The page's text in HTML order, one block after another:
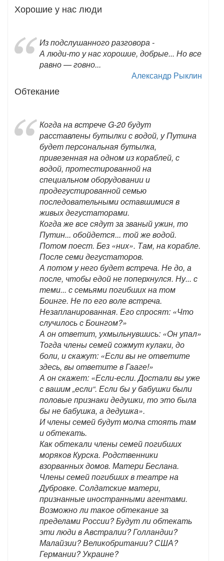
Хорошие у нас люди
Из подслушанного разговора -
А люди-то у нас хорошие, добрые... Но все
равно — говно...
Александр Рыклин
Обтекание
Когда на встрече G-20 будут
расставлены бутылки с водой, у Путина
будет персональная бутылка,
привезенная на одном из кораблей, с
водой, протестированной на
специальном оборудовании и
продегустированной семью
последовательными оставшимися в
живых дегустаторами.
Когда же все сядут за званый ужин, то
Путин... обойдется... той же водой.
Потом поест. Без «них». Там, на корабле.
После семи дегустаторов.
А потом у него будет встреча. Не до, а
после, чтобы едой не поперхнулся. Ну... с
теми... с семьями погибших на том
Боинге. Не по его воле встреча.
Незапланированная. Его спросят: «Что
случилось с Боингом?»
А он ответит, ухмыльнувшись: «Он упал»
Тогда члены семей сожмут кулаки, до
боли, и скажут: «Если вы не ответите
здесь, вы ответите в Гааге!»
А он скажет: «Если-если. Достали вы уже
с вашим „если“. Если бы у бабушки были
половые признаки дедушки, то это была
бы не бабушка, а дедушка».
И члены семей будут молча стоять там
и обтекать.
Как обтекали члены семей погибших
моряков Курска. Родственники
взорванных домов. Матери Беслана.
Члены семей погибших в театре на
Дубровке. Солдатские матери,
признанные иностранными агентами.
Возможно ли такое обтекание за
пределами России? Будут ли обтекать
эти люди в Австралии? Голландии?
Малайзии? Великобритании? США?
Германии? Украине?